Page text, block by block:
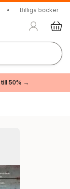
• Billiga böcker
till 50% →